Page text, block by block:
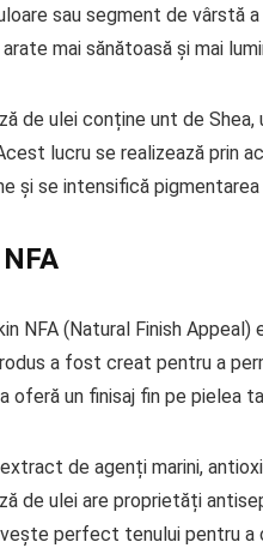
sau segment de vârstă
mai sănătoasă și mai
de ulei conține unt de
lucru se realizează prin
și se intensifică pigmentarea
NFA (Natural Finish
a fost creat pentru a
oferă un finisaj fin pe pielea
de agenți marini,
de ulei are proprietăți
perfect tenului pentru a